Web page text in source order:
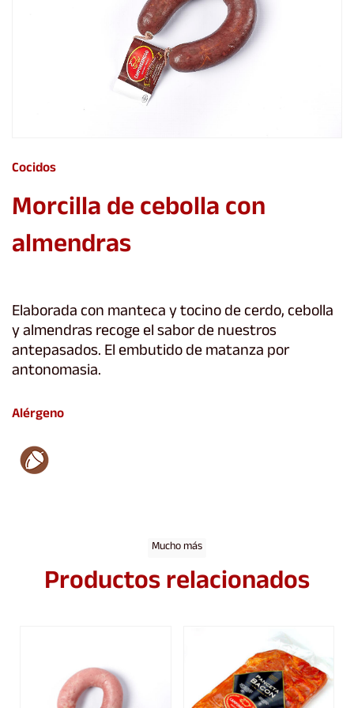
Cocidos
Morcilla de cebolla con
almendras
Elaborada con manteca y tocino de cerdo, cebolla
y almendras recoge el sabor de nuestros
antepasados. El embutido de matanza por
antonomasia.
Alérgeno
Mucho más
Productos relacionados